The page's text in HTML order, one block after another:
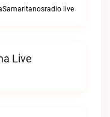
live
Live